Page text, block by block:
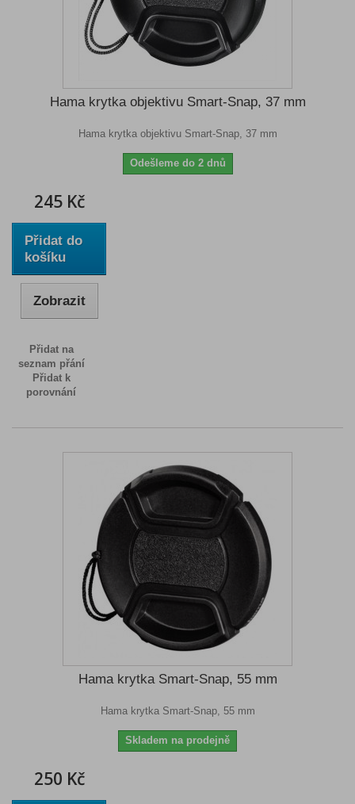
Hama krytka objektivu Smart-Snap, 37 mm
Hama krytka objektivu Smart-Snap, 37 mm
Odešleme do 2 dnů
245 Kč
Přidat do
košíku
Zobrazit
Přidat na
seznam přání
Přidat k
porovnání
Hama krytka Smart-Snap, 55 mm
Hama krytka Smart-Snap, 55 mm
Skladem na prodejně
250 Kč